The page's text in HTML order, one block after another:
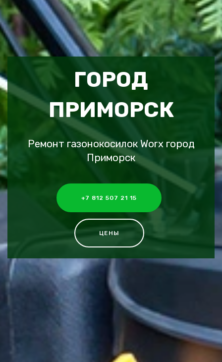
ГОРОД
ПРИМОРСК
Ремонт газонокосилок Worx город
Приморск
+7 812 507 21 15
ЦЕНЫ